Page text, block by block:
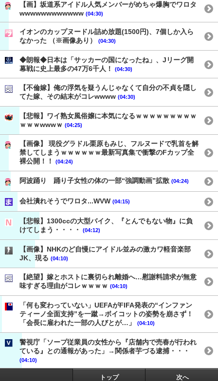
【画】坂道系アイドル人気メンバーがめちゃ爆胸でワロタ
wwwwwwwwwwww (04:30)
イオンのカップヌードル詰め放題(1500円)、7個しか入ら
なかった （※画像あり）
(04:30)
◆朗報◆日本は「サッカーの国になったね」、Jリーグ開
幕戦に史上最多の47万6千人！
(04:30)
【不倫嫁】俺の浮気を疑うんじゃなくて自分の不貞を隠し
てた嫁、その結末がコレwwww (04:30)
【悲報】ワイ熟女風俗嬢に本気になるｗｗｗｗｗｗｗｗｗ
ｗｗｗwwwｗ (04:25)
【画像】 現役グラドル栗原もみじ、フルヌードで乳首を解
禁してしまうｗｗｗｗｗｗ最新写真集で衝撃のFカップ全
裸公開！！
(04:24)
阿波踊り 踊り子女性の体の一部“強調動画”拡散 (04:24)
会社潰れそうでワロタ...WVW (04:15)
【悲報】1300ccの大型バイク、『とんでもない物』に負
けてしまう・・・・
(04:12)
【画像】NHKのど自慢にアイドル並みの激カワ軽音楽部
JK、現る (04:10)
【絶望】嫁とホストに裏切られ離婚へ…慰謝料請求が無意
味すぎる理由がコレｗｗｗｗ (04:10)
「何も変わっていない」UEFAがFIFA発表の“インファン
ティーノ全面支持”を一蹴→ボイコットの姿勢を崩さず！
「会長に雇われた一部の人びとが…」
(04:10)
警視庁「ソープ従業員の女性から『店舗内で売春が行われ
ている』との通報があった」→関係者芋づる逮捕・・・
(04:10)
トップ 次へ